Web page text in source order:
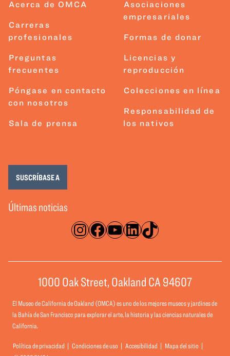
Acerca de OMCA
Carreras
profesionales
Preguntas
frecuentes
Póngase en contacto
con nosotros
Sala de prensa
Asociaciones
empresariales
Formas de donar
Licencias y
reproducción
Colecciones en línea
Responsabilidad de
los nativos
Instagram
Facebook
YouTube
LinkedIn
TikTok
Últimas noticias
SUSCRÍBASE A
1000 Oak Street, Oakland CA 94607
El Museo de California de Oakland (OMCA) es uno de los mejores museos y jardines de
la Bahía de San Francisco para explorar el arte, la historia y las ciencias naturales de
California.
Política de privacidad Condiciones de uso Accesibilidad
Mapa del sitio